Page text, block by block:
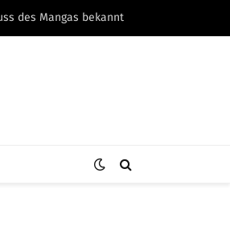
des Mangas bekannt